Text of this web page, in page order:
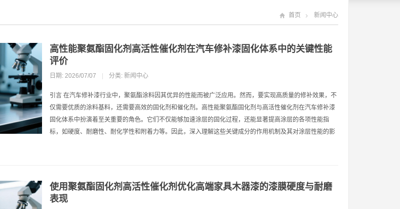
首页 新闻中心
高性能聚氨酯固化剂高活性催化剂在汽车修补漆固化体系中的关键性能
评价
日期: 2026/07/07 分类: 新闻中心
引言 在汽车修补漆行业中，聚氨酯涂料因其优异的性能而被广泛应用。然而，要实现高质量的修补效果，不
仅需要优质的涂料基料，还需要高效的固化剂和催化剂。高性能聚氨酯固化剂与高活性催化剂在汽车修补漆
固化体系中扮演着至关重要的角色。它们不仅能够加速涂层的固化过程，还能显著提高涂层的各项性能指
标，如硬度、耐磨性、耐化学性和附着力等。因此，深入理解这些关键成分的作用机制及其对涂层性能的影
使用聚氨酯固化剂高活性催化剂优化高端家具木器漆的漆膜硬度与耐磨
表现